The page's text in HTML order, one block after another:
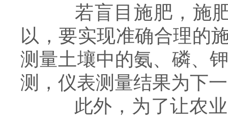
若盲目施肥，施肥
以，要实现准确合理的
测量土壤中的氨、磷、
测，仪表测量结果为下
此外，为了让农业